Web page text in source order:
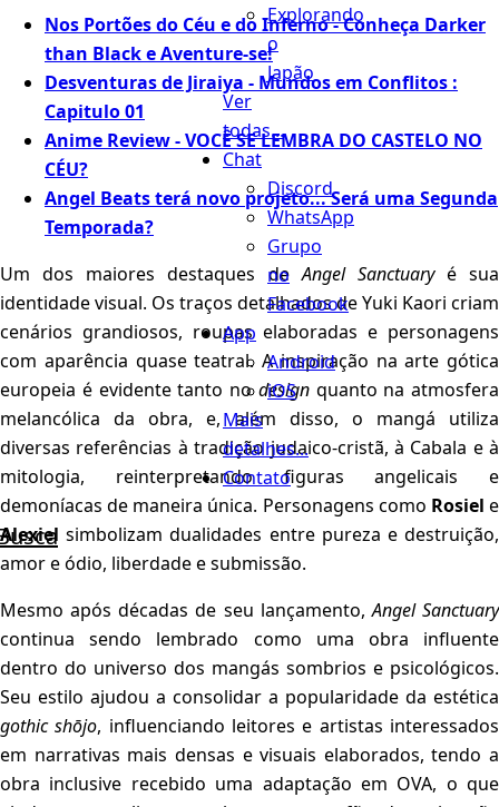
Explorando
o
Japão
Ver
todas...
Chat
Discord
WhatsApp
Grupo
no
Facebook
App
Android
iOS
Mais
detalhes...
Contato
Nos Portões do Céu e do Inferno - Conheça Darker
than Black e Aventure-se!
Desventuras de Jiraiya - Mundos em Conflitos :
Capitulo 01
Anime Review - VOCÊ SE LEMBRA DO CASTELO NO
CÉU?
Angel Beats terá novo projeto... Será uma Segunda
Temporada?
Um dos maiores destaques deAngel Sanctuaryé sua
identidade visual. Os traços detalhados de Yuki Kaori criam
cenários grandiosos, roupas elaboradas e personagens
com aparência quase teatral. A inspiração na arte gótica
europeia é evidente tanto nodesignquanto na atmosfera
melancólica da obra, e, além disso, o mangá utiliza
diversas referências à tradição judaico-cristã, à Cabala e à
mitologia, reinterpretando figuras angelicais e
demoníacas de maneira única. Personagens como Rosiel e
Alexiel simbolizam dualidades entre pureza e destruição,
amor e ódio, liberdade e submissão.
Mesmo após décadas de seu lançamento,Angel Sanctuary
continua sendo lembrado como uma obra influente
dentro do universo dos mangás sombrios e psicológicos.
Seu estilo ajudou a consolidar a popularidade da estética
gothic shōjo, influenciando leitores e artistas interessados
em narrativas mais densas e visuais elaborados, tendo a
obra inclusive recebido uma adaptação em OVA, o que